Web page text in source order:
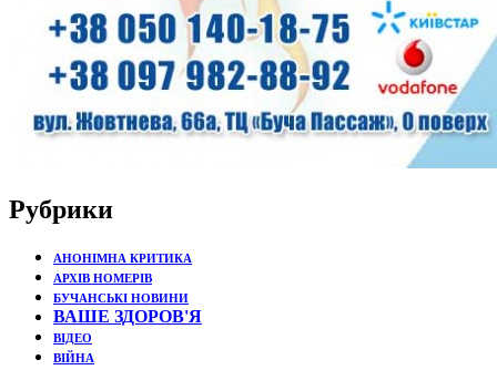
Рубрики
АНОНІМНА КРИТИКА
АРХІВ НОМЕРІВ
БУЧАНСЬКІ НОВИНИ
ВАШЕ ЗДОРОВ'Я
ВІДЕО
ВІЙНА